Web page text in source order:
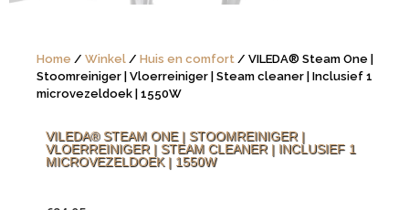
Home / Winkel / Huis en comfort / VILEDA® Steam One |
Stoomreiniger | Vloerreiniger | Steam cleaner | Inclusief 1
microvezeldoek | 1550W
VILEDA® STEAM ONE | STOOMREINIGER |
VLOERREINIGER | STEAM CLEANER | INCLUSIEF 1
MICROVEZELDOEK | 1550W